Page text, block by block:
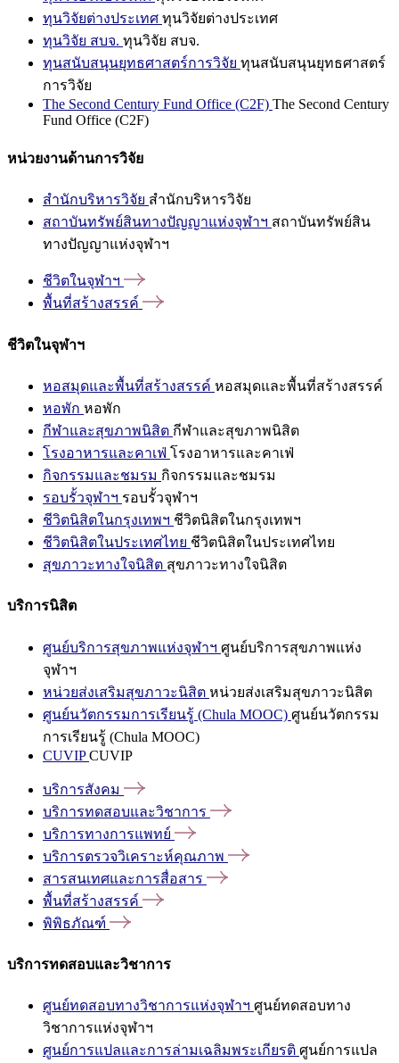
ทุนวิจัยต่างประเทศ ทุนวิจัยต่างประเทศ
ทุนวิจัย สบจ. ทุนวิจัย สบจ.
ทุนสนับสนุนยุทธศาสตร์การวิจัย ทุนสนับสนุนยุทธศาสตร์
การวิจัย
The Second Century Fund Office (C2F) The Second Century
Fund Office (C2F)
หน่วยงานด้านการวิจัย
สำนักบริหารวิจัย สำนักบริหารวิจัย
สถาบันทรัพย์สินทางปัญญาแห่งจุฬาฯ สถาบันทรัพย์สิน
ทางปัญญาแห่งจุฬาฯ
ชีวิตในจุฬาฯ
พื้นที่สร้างสรรค์
ชีวิตในจุฬาฯ
หอสมุดและพื้นที่สร้างสรรค์ หอสมุดและพื้นที่สร้างสรรค์
หอพัก หอพัก
กีฬาและสุขภาพนิสิต กีฬาและสุขภาพนิสิต
โรงอาหารและคาเฟ่ โรงอาหารและคาเฟ่
กิจกรรมและชมรม กิจกรรมและชมรม
รอบรั้วจุฬาฯ รอบรั้วจุฬาฯ
ชีวิตนิสิตในกรุงเทพฯ ชีวิตนิสิตในกรุงเทพฯ
ชีวิตนิสิตในประเทศไทย ชีวิตนิสิตในประเทศไทย
สุขภาวะทางใจนิสิต สุขภาวะทางใจนิสิต
บริการนิสิต
ศูนย์บริการสุขภาพแห่งจุฬาฯ ศูนย์บริการสุขภาพแห่ง
จุฬาฯ
หน่วยส่งเสริมสุขภาวะนิสิต หน่วยส่งเสริมสุขภาวะนิสิต
ศูนย์นวัตกรรมการเรียนรู้ (Chula MOOC) ศูนย์นวัตกรรม
การเรียนรู้ (Chula MOOC)
CUVIPCUVIP
บริการสังคม
บริการทดสอบและวิชาการ
บริการทางการแพทย์
บริการตรวจวิเคราะห์คุณภาพ
สารสนเทศและการสื่อสาร
พื้นที่สร้างสรรค์
พิพิธภัณฑ์
บริการทดสอบและวิชาการ
ศูนย์ทดสอบทางวิชาการแห่งจุฬาฯ ศูนย์ทดสอบทาง
วิชาการแห่งจุฬาฯ
ศูนย์การแปลและการล่ามเฉลิมพระเกียรติ ศูนย์การแปล